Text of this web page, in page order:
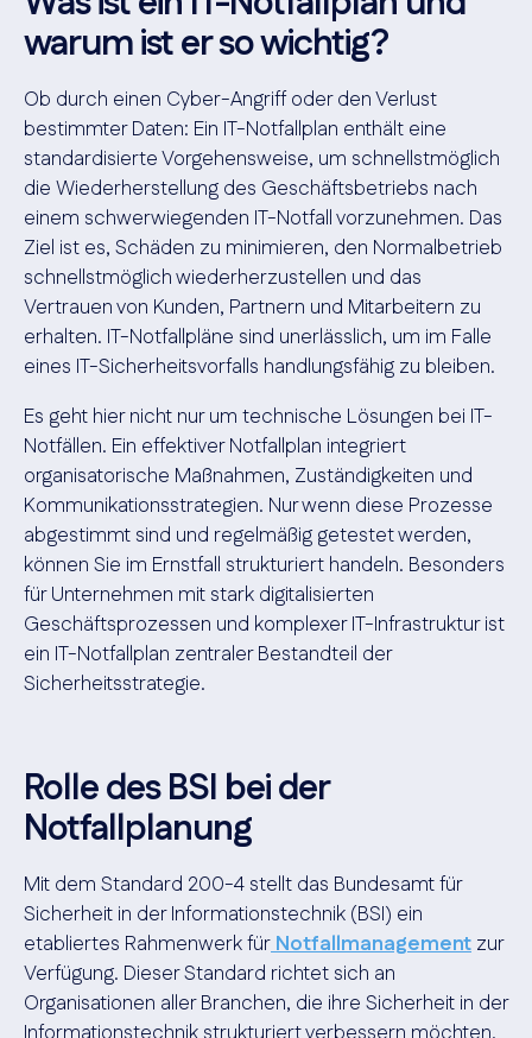
warum ist er so wichtig?
Ob durch einen Cyber-Angriff oder den Verlust
bestimmter Daten: Ein IT-Notfallplan enthält eine
standardisierte Vorgehensweise, um schnellstmöglich
die Wiederherstellung des Geschäftsbetriebs nach
einem schwerwiegenden IT-Notfall vorzunehmen. Das
Ziel ist es, Schäden zu minimieren, den Normalbetrieb
schnellstmöglich wiederherzustellen und das
Vertrauen von Kunden, Partnern und Mitarbeitern zu
erhalten. IT-Notfallpläne sind unerlässlich, um im Falle
eines IT-Sicherheitsvorfalls handlungsfähig zu bleiben.
Es geht hier nicht nur um technische Lösungen bei IT-
Notfällen. Ein effektiver Notfallplan integriert
organisatorische Maßnahmen, Zuständigkeiten und
Kommunikationsstrategien. Nur wenn diese Prozesse
abgestimmt sind und regelmäßig getestet werden,
können Sie im Ernstfall strukturiert handeln. Besonders
für Unternehmen mit stark digitalisierten
Geschäftsprozessen und komplexer IT-Infrastruktur ist
ein IT-Notfallplan zentraler Bestandteil der
Sicherheitsstrategie.
Rolle des BSI bei der
Notfallplanung
Mit dem Standard 200-4 stellt das Bundesamt für
Sicherheit in der Informationstechnik (BSI) ein
etabliertes Rahmenwerk fürNotfallmanagement zur
Verfügung. Dieser Standard richtet sich an
Organisationen aller Branchen, die ihre Sicherheit in der